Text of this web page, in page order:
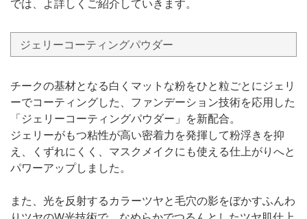
では、よ詳しくご紹介していきます。
ジェリーコーティングパウダー
チークの基材となる白くマットな粉をひと粒ごとにジェリ
ーでコーティングした、ファンデーション技術を応用した
「ジェリーコーティングパウダー」を新配合。
ジェリーがもつ粘性が高い密着力を発揮して粉浮きを抑
え、くずれにくく、マスクメイクにも使える仕上がりへと
パワーアップしました。
また、光を反射するカラーツヤと毛穴の影をぼかすふんわ